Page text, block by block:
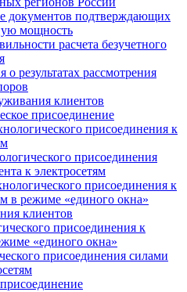
документов подтверждающих
мощность
расчета безучетного
результатах рассмотрения
клиентов
присоединение
присоединения к
присоединения
к электросетям
присоединения к
в режиме «единого окна»
клиентов
присоединения к
«единого окна»
присоединения силами